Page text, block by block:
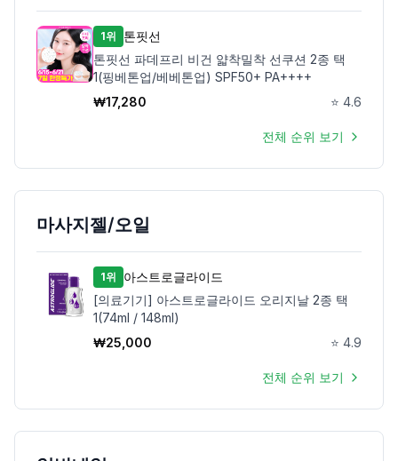
1위
톤핏선
톤핏선 파데프리 비건 얇착밀착 선쿠션 2종 택
1(핑베톤업/베베톤업) SPF50+ PA++++
₩17,280 ⭐ 4.6
전체 순위 보기
마사지젤/오일
1위
아스트로글라이드
[의료기기] 아스트로글라이드 오리지날 2종 택
1(74ml / 148ml)
₩25,000 ⭐ 4.9
전체 순위 보기